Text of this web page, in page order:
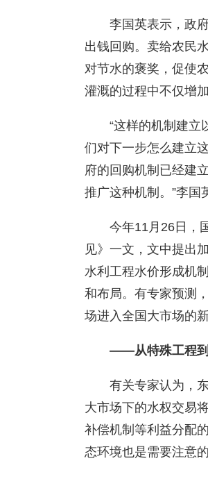
李国英表示，政
出钱回购。卖给农民
对节水的褒奖，促使
灌溉的过程中不仅增
“这样的机制建立
们对下一步怎么建立
府的回购机制已经建
推广这种机制。”李国
今年11月26日，
见》一文，文中提出
水利工程水价形成机
和布局。有专家预测
场进入全国大市场的新
——从特殊工程到
有关专家认为，
大市场下的水权交易
补偿机制等利益分配
态环境也是需要注意的